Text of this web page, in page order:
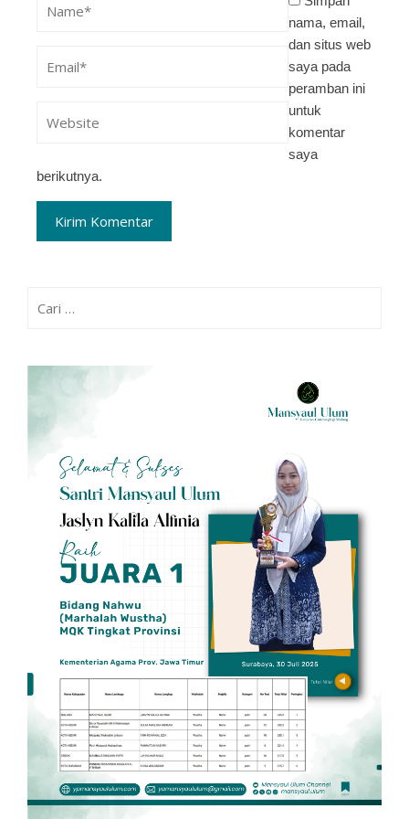
nama, email,
dan situs web
saya pada
peramban ini
untuk
komentar
saya
berikutnya.
untuk: